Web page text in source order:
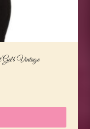
Vintage